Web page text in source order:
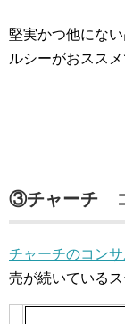
堅実かつ他にな
ルシーがおススメ
③チャーチ
チャーチのコン
売が続いている